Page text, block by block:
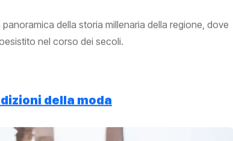
della storia millenaria della regione, dove
nel corso dei secoli.
della moda